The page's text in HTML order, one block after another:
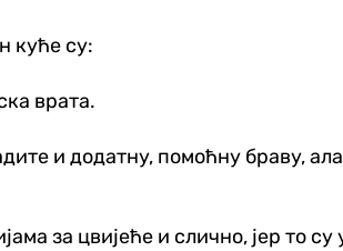
куће су:
врата.
и додатну, помоћну браву,
за цвијеће и слично, јер то су